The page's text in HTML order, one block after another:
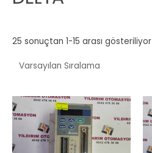
25 sonuçtan 1-15 arası gösteriliyor